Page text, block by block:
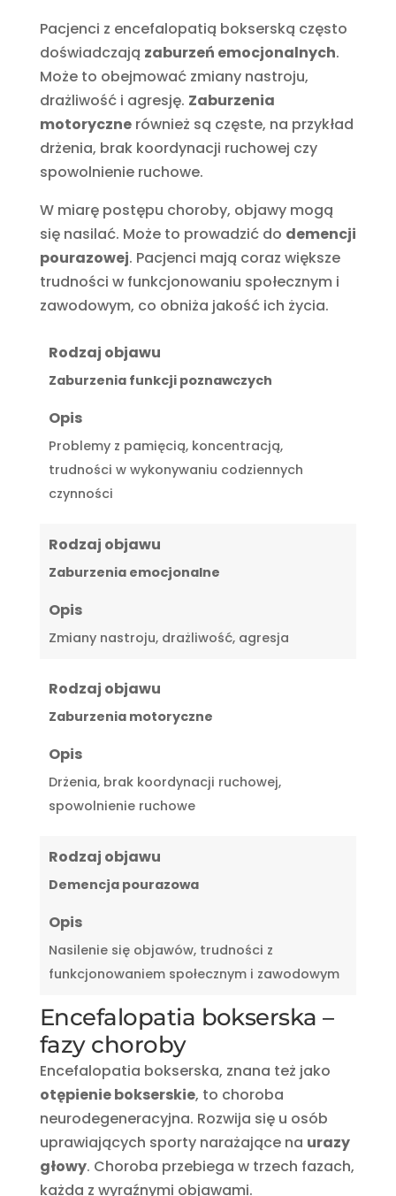
Pacjenci z encefalopatią bokserską często
doświadczają zaburzeń emocjonalnych.
Może to obejmować zmiany nastroju,
drażliwość i agresję. Zaburzenia
motorycznerównież są częste, na przykład
drżenia, brak koordynacji ruchowej czy
spowolnienie ruchowe.
W miarę postępu choroby, objawy mogą
się nasilać. Może to prowadzić do demencji
pourazowej. Pacjenci mają coraz większe
trudności w funkcjonowaniu społecznym i
zawodowym, co obniża jakość ich życia.
Rodzaj objawu
Zaburzenia funkcji poznawczych
Opis
Problemy z pamięcią, koncentracją,
trudności w wykonywaniu codziennych
czynności
Rodzaj objawu
Zaburzenia emocjonalne
Opis
Zmiany nastroju, drażliwość, agresja
Rodzaj objawu
Zaburzenia motoryczne
Opis
Drżenia, brak koordynacji ruchowej,
spowolnienie ruchowe
Rodzaj objawu
Demencja pourazowa
Opis
Nasilenie się objawów, trudności z
funkcjonowaniem społecznym i zawodowym
Encefalopatia bokserska –
fazy choroby
Encefalopatia bokserska, znana też jako
otępienie bokserskie, to choroba
neurodegeneracyjna. Rozwija się u osób
uprawiających sporty narażające na urazy
głowy. Choroba przebiega w trzech fazach,
każda z wyraźnymi objawami.